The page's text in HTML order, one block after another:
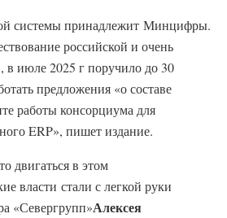
системы принадлежит Минцифры.
российской и очень
в июле 2025 г поручило до 30
предложения «о составе
работы консорциума для
ERP», пишет издание.
двигаться в этом
власти стали с легкой руки
«Севергрупп»Алексея